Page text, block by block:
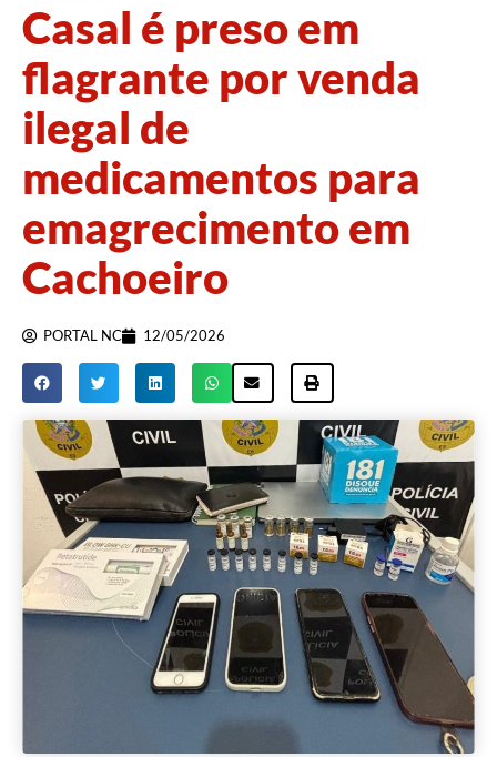
Casal é preso em
flagrante por venda
ilegal de
medicamentos para
emagrecimento em
Cachoeiro
PORTAL NC 12/05/2026